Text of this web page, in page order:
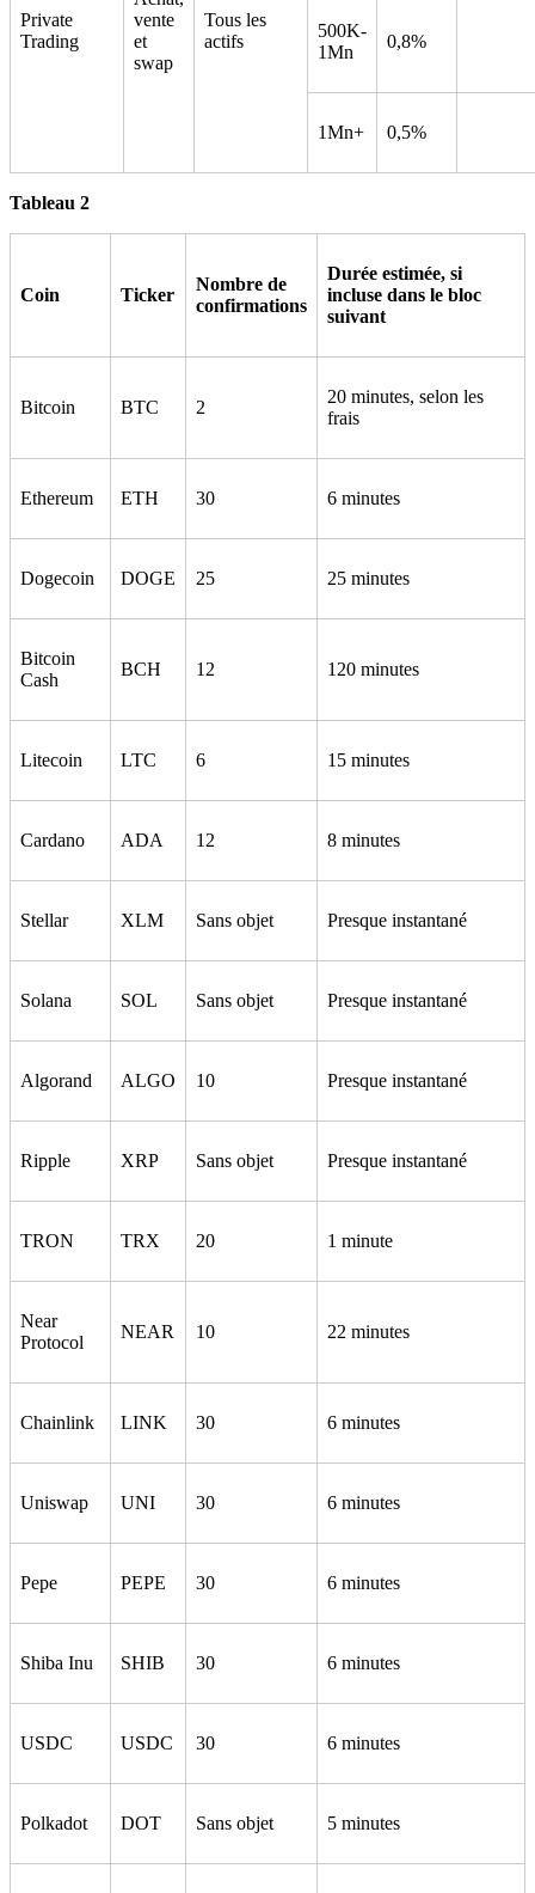
Private
Trading
vente
et
swap
Tous les
actifs
500K-
1Mn
0,8%
1Mn+ 0,5%
Tableau 2
Coin Ticker
Nombre de
confirmations
Durée estimée, si
incluse dans le bloc
suivant
Bitcoin BTC 2
20 minutes, selon les
frais
Ethereum ETH 30 6 minutes
Dogecoin DOGE 25 25 minutes
Bitcoin
Cash
BCH 12 120 minutes
Litecoin LTC 6 15 minutes
Cardano ADA 12 8 minutes
Stellar XLM Sans objet Presque instantané
Solana SOL Sans objet Presque instantané
Algorand ALGO 10 Presque instantané
Ripple XRP Sans objet Presque instantané
TRON TRX 20 1 minute
Near
Protocol
NEAR 10 22 minutes
Chainlink LINK 30 6 minutes
Uniswap UNI 30 6 minutes
Pepe PEPE 30 6 minutes
Shiba Inu SHIB 30 6 minutes
USDC USDC 30 6 minutes
Polkadot DOT Sans objet 5 minutes